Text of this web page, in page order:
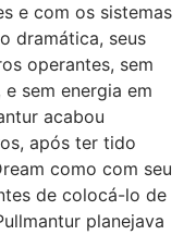
e com os sistemas
dramática, seus
operantes, sem
sem energia em
acabou
após ter tido
como com seu
de colocá-lo de
planejava